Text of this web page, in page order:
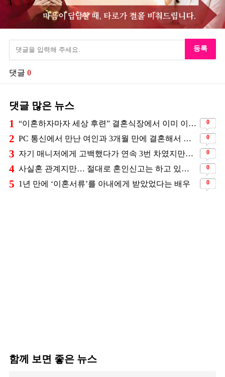
등록
댓글 0
댓글 많은 뉴스
1 “이혼하자마자 세상 후련” 결혼식장에서 이미 이혼을 직감했었다는 배우 0
2 PC 통신에서 만난 여인과 3개월 만에 결혼해서 잘 살고 있는 배우 0
3 자기 매니저에게 고백했다가 연속 3번 차였지만… 결국 결혼에 성공한 배우 0
4 사실혼 관계지만… 절대로 혼인신고는 하고 있지 않다는 배우 0
5 1년 만에 ‘이혼서류’를 아내에게 받았었다는 배우 0
함께 보면 좋은 뉴스